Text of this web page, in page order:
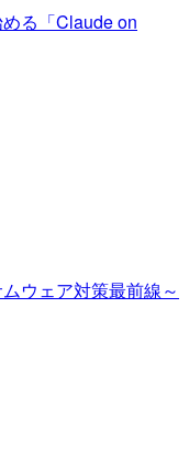
る「Claude on
ウェア対策最前線～